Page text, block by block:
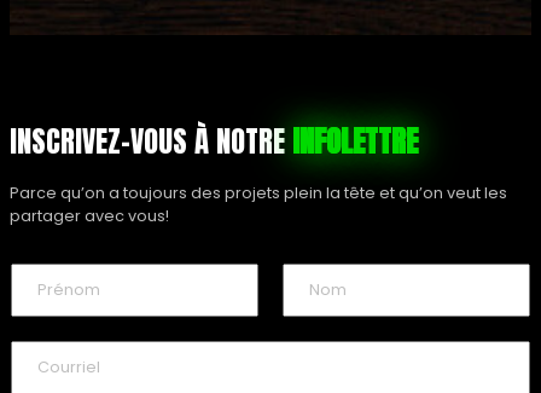
INSCRIVEZ-VOUS À NOTREINFOLETTRE
Parce qu’on a toujours des projets plein la tête et qu’on veut les
partager avec vous!
m
*
r
o